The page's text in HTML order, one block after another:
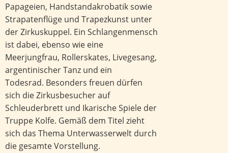
Papageien, Handstandakrobatik sowie
Strapatenflüge und Trapezkunst unter
der Zirkuskuppel. Ein Schlangenmensch
ist dabei, ebenso wie eine
Meerjungfrau, Rollerskates, Livegesang,
argentinischer Tanz und ein
Todesrad. Besonders freuen dürfen
sich die Zirkusbesucher auf
Schleuderbrett und Ikarische Spiele der
Truppe Kolfe. Gemäß dem Titel zieht
sich das Thema Unterwasserwelt durch
die gesamte Vorstellung.